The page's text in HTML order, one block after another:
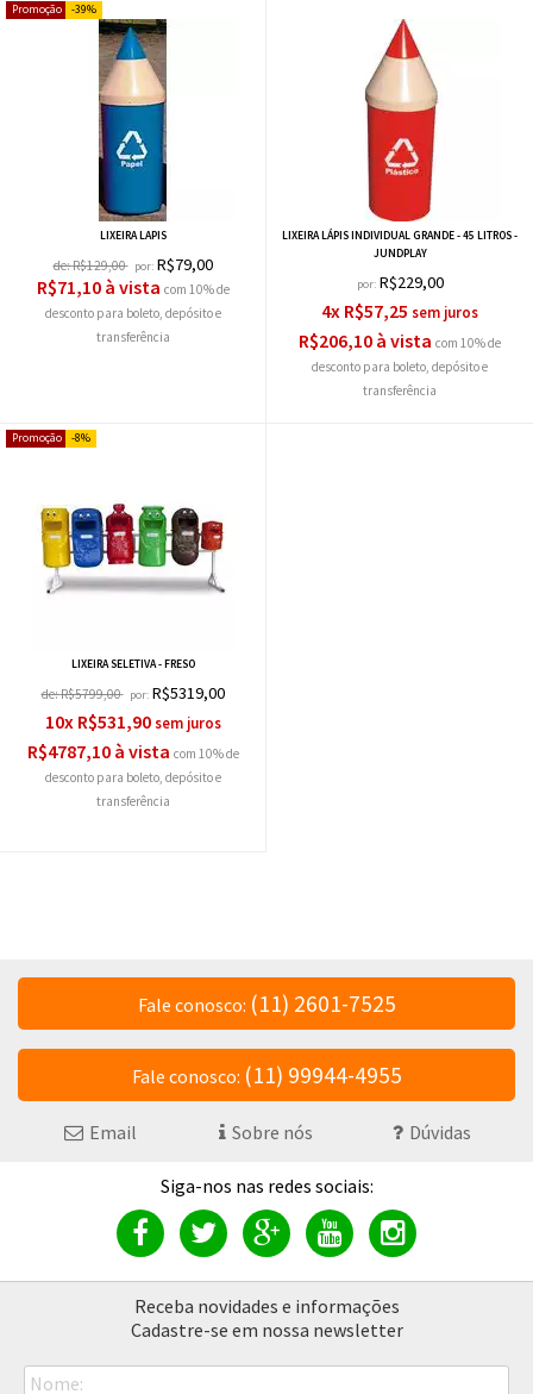
LIXEIRA LAPIS
de:R$129,00 por: R$79,00
R$71,10 à vista com 10% de
desconto
39%
LIXEIRA LÁPIS INDIVIDUAL GRANDE - 45 LITROS -
JUNDPLAY
por: R$229,00
4x R$57,25
R$206,10 à vista com 10% de
desconto
LIXEIRA SELETIVA - FRESO
de:R$5799,00 por: R$5319,00
10x R$531,90
R$4787,10 à vista com 10% de
desconto
8%
Fale conosco: (11) 2601-7525
Fale conosco: (11) 99944-4955
Email Sobre nós Dúvidas
Receba novidades e informações
Cadastre-se em nossa newsletter
Nome: